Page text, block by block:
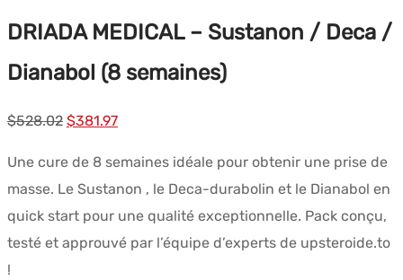
DRIADA MEDICAL – Sustanon / Deca /
Dianabol (8 semaines)
$528.02 Le
$528.02.
$381.97Le
$381.97.
Une cure de 8 semaines idéale pour obtenir une prise de
masse. Le Sustanon , le Deca-durabolin et le Dianabol en
quick start pour une qualité exceptionnelle. Pack conçu,
testé et approuvé par l’équipe d’experts de upsteroide.to
!